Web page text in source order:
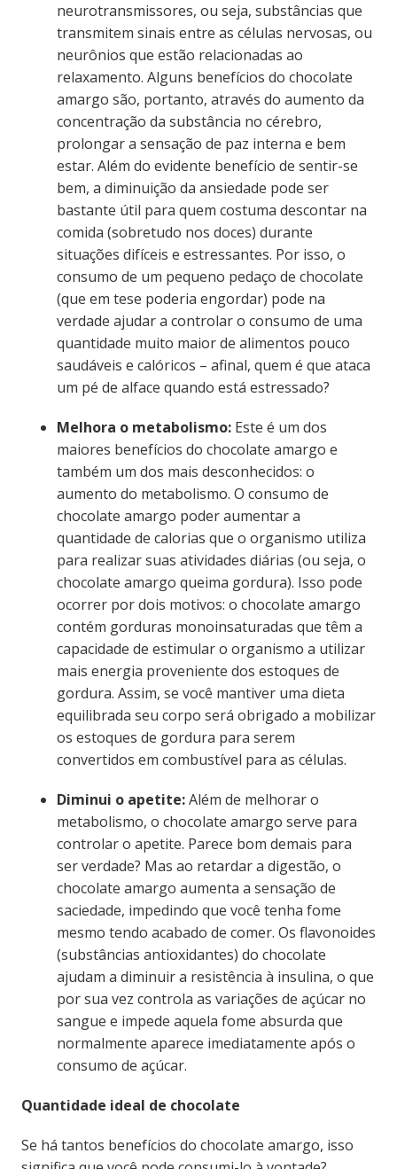
neurotransmissores, ou seja, substâncias que
transmitem sinais entre as células nervosas, ou
neurônios que estão relacionadas ao
relaxamento. Alguns benefícios do chocolate
amargo são, portanto, através do aumento da
concentração da substância no cérebro,
prolongar a sensação de paz interna e bem
estar. Além do evidente benefício de sentir-se
bem, a diminuição da ansiedade pode ser
bastante útil para quem costuma descontar na
comida (sobretudo nos doces) durante
situações difíceis e estressantes. Por isso, o
consumo de um pequeno pedaço de chocolate
(que em tese poderia engordar) pode na
verdade ajudar a controlar o consumo de uma
quantidade muito maior de alimentos pouco
saudáveis e calóricos – afinal, quem é que ataca
um pé de alface quando está estressado?
Melhora o metabolismo:Este é um dos
maiores benefícios do chocolate amargo e
também um dos mais desconhecidos: o
aumento do metabolismo. O consumo de
chocolate amargo poder aumentar a
quantidade de calorias que o organismo utiliza
para realizar suas atividades diárias (ou seja, o
chocolate amargo queima gordura). Isso pode
ocorrer por dois motivos: o chocolate amargo
contém gorduras monoinsaturadas que têm a
capacidade de estimular o organismo a utilizar
mais energia proveniente dos estoques de
gordura. Assim, se você mantiver uma dieta
equilibrada seu corpo será obrigado a mobilizar
os estoques de gordura para serem
convertidos em combustível para as células.
Diminui o apetite:Além de melhorar o
metabolismo, o chocolate amargo serve para
controlar o apetite. Parece bom demais para
ser verdade? Mas ao retardar a digestão, o
chocolate amargo aumenta a sensação de
saciedade, impedindo que você tenha fome
mesmo tendo acabado de comer. Os flavonoides
(substâncias antioxidantes) do chocolate
ajudam a diminuir a resistência à insulina, o que
por sua vez controla as variações de açúcar no
sangue e impede aquela fome absurda que
normalmente aparece imediatamente após o
consumo de açúcar.
Quantidade ideal de chocolate
Se há tantos benefícios do chocolate amargo, isso